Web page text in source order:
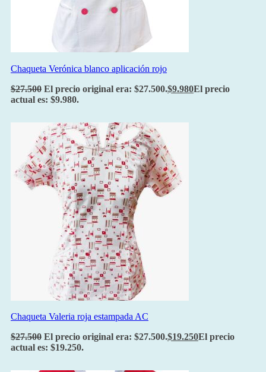
Chaqueta Verónica blanco aplicación rojo
$27.500 El precio original era: $27.500.$9.980El precio
actual es: $9.980.
Chaqueta Valeria roja estampada AC
$27.500 El precio original era: $27.500.$19.250El precio
actual es: $19.250.